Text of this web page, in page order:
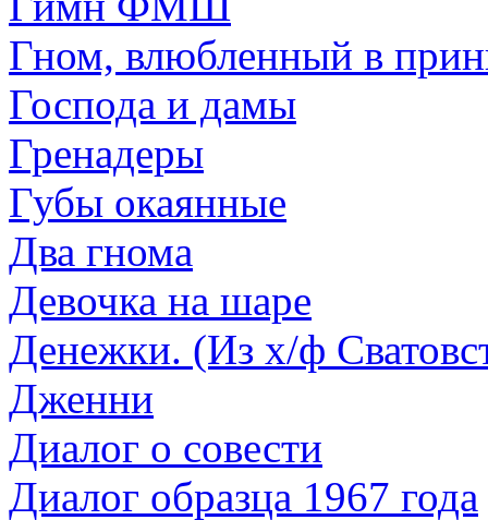
Гном, влюбленный в
Господа и дамы
Гренадеры
Губы окаянные
Два гнома
Девочка на шаре
Денежки. (Из х/ф
Дженни
Диалог о совести
Диалог образца 1967 года